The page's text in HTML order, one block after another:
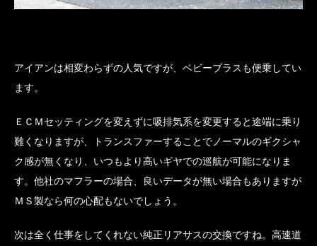
アイアンは相変わらずの人気ですが、ベビーブラスも便乗してい
ます。
ＥＣＭセッティングを変えずに吸排気系を変更すると途端に乗り
難くなりますが、トランスファーすることでノーマルのギクシャ
ク感が無くなり、いつもより高いギヤでの巡航が可能になりま
す。他社のマフラーの場合、良いデータが無い場合もありますが
ＭＳ製なら何の心配もないでしょう。
次は全く仕事をしてくれない純正リアサスの交換ですね。高速道